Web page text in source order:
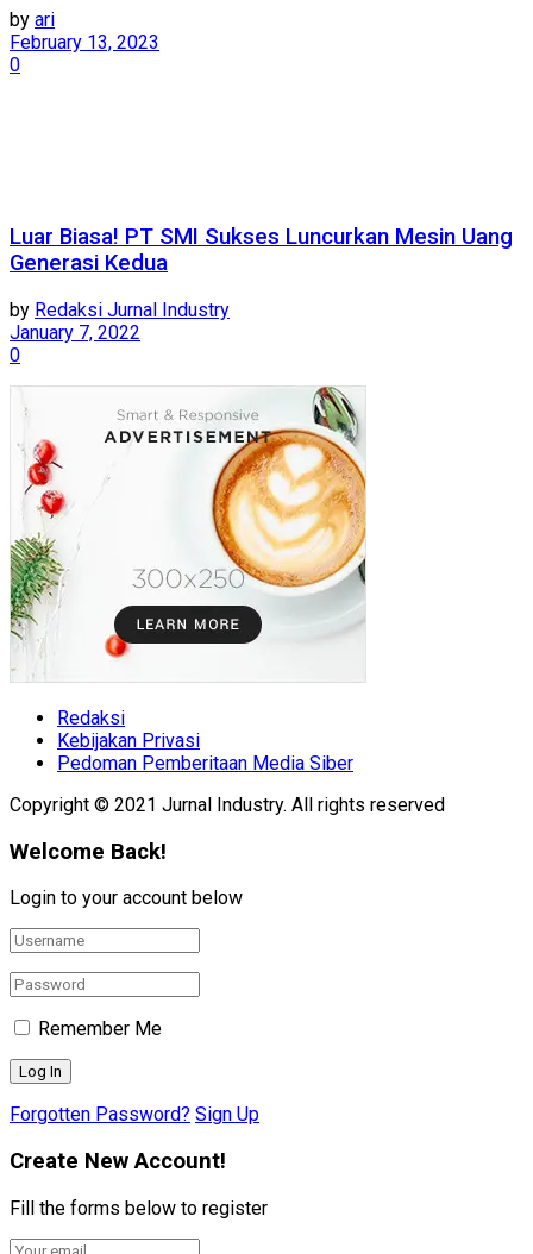
by ari
February 13, 2023
0
Luar Biasa! PT SMI Sukses Luncurkan Mesin Uang
Generasi Kedua
by Redaksi Jurnal Industry
January 7, 2022
0
Redaksi
Kebijakan Privasi
Pedoman Pemberitaan Media Siber
Copyright © 2021 Jurnal Industry. All rights reserved
Welcome Back!
Login to your account below
Remember Me
Forgotten Password? Sign Up
Create New Account!
Fill the forms below to register